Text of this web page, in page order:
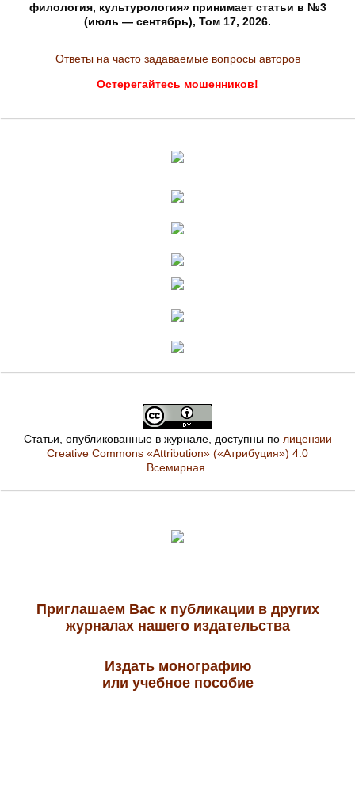
филология, культурология» принимает статьи в №3
(июль — сентябрь), Том 17, 2026.
Ответы на часто задаваемые вопросы авторов
Остерегайтесь мошенников!
Статьи, опубликованные в журнале, доступны по лицензии
Creative Commons «Attribution» («Атрибуция») 4.0
Всемирная
Приглашаем Вас к публикации в других
журналах нашего издательства
Издать монографию
или учебное пособие